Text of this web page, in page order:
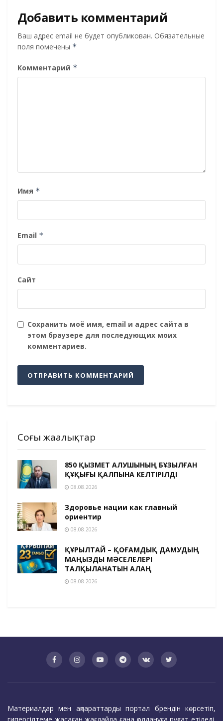
Добавить комментарий
Ваш адрес email не будет опубликован. Обязательные
поля помечены *
Комментарий *
Имя *
Email *
Сайт
Сохранить моё имя, email и адрес сайта в
этом браузере для последующих моих
комментариев.
Соңғы жаңалықтар
850 ҚЫЗМЕТ АЛУШЫНЫҢ БҰЗЫЛҒАН
ҚҰҚЫҒЫ ҚАЛПЫНА КЕЛТІРІЛДІ
08.08.2026
Здоровье нации как главный
ориентир
08.08.2026
ҚҰРЫЛТАЙ – ҚОҒАМДЫҚ ДАМУДЫҢ
МАҢЫЗДЫ МӘСЕЛЕЛЕРІ
ТАЛҚЫЛАНАТЫН АЛАҢ
08.08.2026
Материалдар мен ақпараттарды портал брендін көрсетіп,